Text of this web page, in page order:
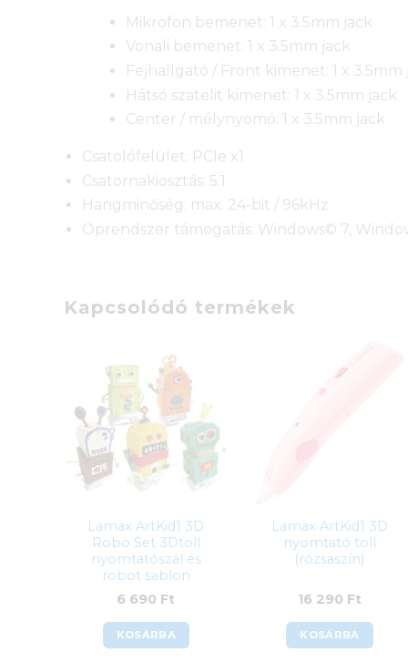
Mikrofon bemenet: 1 x 3.5mm jack
Vonali bemenet: 1 x 3.5mm jack
Fejhallgató / Front kimenet: 1 x 3.5mm
Hátsó szatelit kimenet: 1 x 3.5mm jack
Center / mélynyomó: 1 x 3.5mm jack
Csatolófelület: PCIe x1
Csatornakiosztás: 5.1
Hangminőség: max. 24-bit / 96kHz
Oprendszer támogatás: Windows© 7,
Kapcsolódó termékek
Lamax ArtKid1 3D
Robo Set 3Dtoll
nyomtatószál és
robot sablon
6 690 Ft
KOSÁRBA
Lamax ArtKid1 3D
nyomtató toll
(rózsaszín)
16 290 Ft
KOSÁRBA